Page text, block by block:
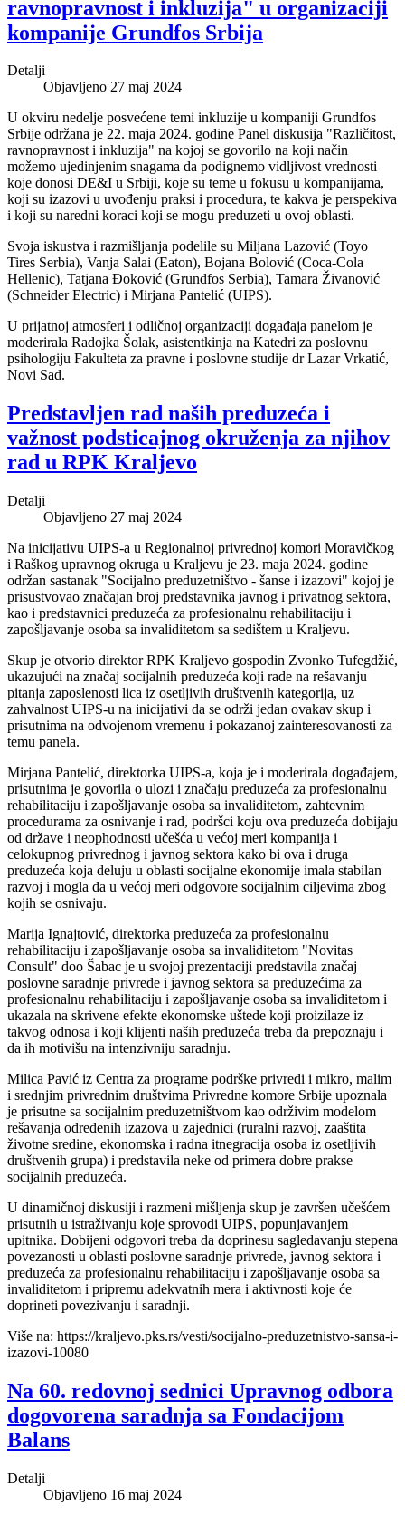
ravnopravnost i inkluzija" u organizaciji
kompanije Grundfos Srbija
Detalji
Objavljeno 27 maj 2024
U okviru nedelje posvećene temi inkluzije u kompaniji Grundfos
Srbije održana je 22. maja 2024. godine Panel diskusija "Različitost,
ravnopravnost i inkluzija" na kojoj se govorilo na koji način
možemo ujedinjenim snagama da podignemo vidljivost vrednosti
koje donosi DE&I u Srbiji, koje su teme u fokusu u kompanijama,
koji su izazovi u uvođenju praksi i procedura, te kakva je perspekiva
i koji su naredni koraci koji se mogu preduzeti u ovoj oblasti.
Svoja iskustva i razmišljanja podelile su Miljana Lazović (Toyo
Tires Serbia), Vanja Salai (Eaton), Bojana Bolović (Coca-Cola
Hellenic), Tatjana Đoković (Grundfos Serbia), Tamara Živanović
(Schneider Electric) i Mirjana Pantelić (UIPS).
U prijatnoj atmosferi i odličnoj organizaciji događaja panelom je
moderirala Radojka Šolak, asistentkinja na Katedri za poslovnu
psihologiju Fakulteta za pravne i poslovne studije dr Lazar Vrkatić,
Novi Sad.
Predstavljen rad naših preduzeća i
važnost podsticajnog okruženja za njihov
rad u RPK Kraljevo
Detalji
Objavljeno 27 maj 2024
Na inicijativu UIPS-a u Regionalnoj privrednoj komori Moravičkog
i Raškog upravnog okruga u Kraljevu je 23. maja 2024. godine
održan sastanak "Socijalno preduzetništvo - šanse i izazovi" kojoj je
prisustvovao značajan broj predstavnika javnog i privatnog sektora,
kao i predstavnici preduzeća za profesionalnu rehabilitaciju i
zapošljavanje osoba sa invaliditetom sa sedištem u Kraljevu.
Skup je otvorio direktor RPK Kraljevo gospodin Zvonko Tufegdžić,
ukazujući na značaj socijalnih preduzeća koji rade na rešavanju
pitanja zaposlenosti lica iz osetljivih društvenih kategorija, uz
zahvalnost UIPS-u na inicijativi da se održi jedan ovakav skup i
prisutnima na odvojenom vremenu i pokazanoj zainteresovanosti za
temu panela.
Mirjana Pantelić, direktorka UIPS-a, koja je i moderirala događajem,
prisutnima je govorila o ulozi i značaju preduzeća za profesionalnu
rehabilitaciju i zapošljavanje osoba sa invaliditetom, zahtevnim
procedurama za osnivanje i rad, podršci koju ova preduzeća dobijaju
od države i neophodnosti učešća u većoj meri kompanija i
celokupnog privrednog i javnog sektora kako bi ova i druga
preduzeća koja deluju u oblasti socijalne ekonomije imala stabilan
razvoj i mogla da u većoj meri odgovore socijalnim ciljevima zbog
kojih se osnivaju.
Marija Ignajtović, direktorka preduzeća za profesionalnu
rehabilitaciju i zapošljavanje osoba sa invaliditetom "Novitas
Consult" doo Šabac je u svojoj prezentaciji predstavila značaj
poslovne saradnje privrede i javnog sektora sa preduzećima za
profesionalnu rehabilitaciju i zapošljavanje osoba sa invaliditetom i
ukazala na skrivene efekte ekonomske uštede koji proizilaze iz
takvog odnosa i koji klijenti naših preduzeća treba da prepoznaju i
da ih motivišu na intenzivniju saradnju.
Milica Pavić iz Centra za programe podrške privredi i mikro, malim
i srednjim privrednim društvima Privredne komore Srbije upoznala
je prisutne sa socijalnim preduzetništvom kao održivim modelom
rešavanja određenih izazova u zajednici (ruralni razvoj, zaaštita
životne sredine, ekonomska i radna itnegracija osoba iz osetljivih
društvenih grupa) i predstavila neke od primera dobre prakse
socijalnih preduzeća.
U dinamičnoj diskusiji i razmeni mišljenja skup je završen učešćem
prisutnih u istraživanju koje sprovodi UIPS, popunjavanjem
upitnika. Dobijeni odgovori treba da doprinesu sagledavanju stepena
povezanosti u oblasti poslovne saradnje privrede, javnog sektora i
preduzeća za profesionalnu rehabilitaciju i zapošljavanje osoba sa
invaliditetom i pripremu adekvatnih mera i aktivnosti koje će
doprineti povezivanju i saradnji.
Više na: https://kraljevo.pks.rs/vesti/socijalno-preduzetnistvo-sansa-i-
izazovi-10080
Na 60. redovnoj sednici Upravnog odbora
dogovorena saradnja sa Fondacijom
Balans
Detalji
Objavljeno 16 maj 2024